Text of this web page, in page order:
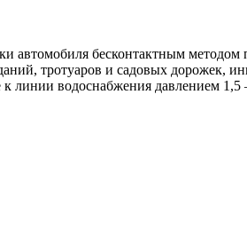
автомобиля бесконтактным
тротуаров и садовых дорожек,
водоснабжения давлением 1,5